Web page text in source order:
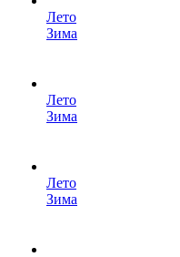
Лето
Зима
Лето
Зима
Лето
Зима